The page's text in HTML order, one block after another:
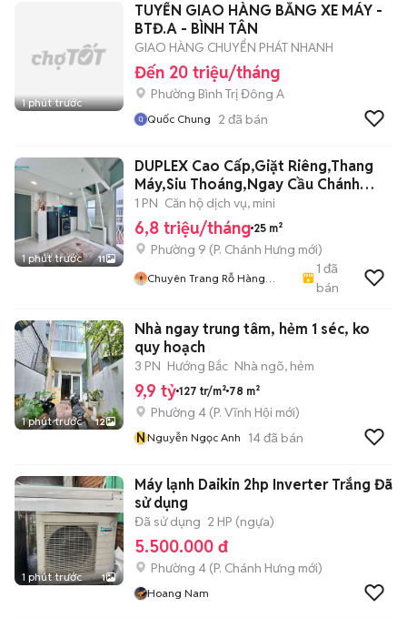
1 phút trước
TUYỂN GIAO HÀNG BẰNG XE MÁY -
BTĐ.A - BÌNH TÂN
GIAO HÀNG CHUYỂN PHÁT NHANH
Đến 20 triệu/tháng
Phường Bình Trị Đông A
Quốc Chung 2 đã bán
1 phút trước 11
DUPLEX Cao Cấp,Giặt Riêng,Thang
Máy,Siu Thoáng,Ngay Cầu Chánh
Hưng
1 PN Căn hộ dịch vụ, mini
6,8 triệu/tháng 25 m²
Phường 9 (P. Chánh Hưng mới)
Chuyên Trang Rỗ Hàng
1 đã
bán
1 phút trước 12
Nhà ngay trung tâm, hẻm 1 séc, ko
quy hoạch
3 PN Hướng Bắc Nhà ngõ, hẻm
9,9 tỷ 127 tr/m² 78 m²
Phường 4 (P. Vĩnh Hội mới)
NNguyễn Ngọc Anh 14đã bán
1 phút trước 1
Máy lạnh Daikin 2hp Inverter Trắng Đã
sử dụng
Đã sử dụng 2 HP (ngựa)
5.500.000 đ
Phường 4 (P. Chánh Hưng mới)
Hoang Nam